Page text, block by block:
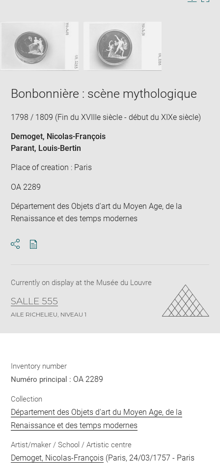
SKIP IMAGE CAROUSEL
Bonbonnière : scène mythologique
1798 / 1809 (Fin du XVIIIe siècle - début du XIXe siècle)
Demoget, Nicolas-François
Parant, Louis-Bertin
Place of creation : Paris
OA 2289
Département des Objets d'art du Moyen Age, de la
Renaissance et des temps modernes
Currently on display at the Musée du Louvre
SALLE 555
AILE RICHELIEU, NIVEAU 1
Inventory number
Numéro principal : OA 2289
Collection
Département des Objets d'art du Moyen Age, de la
Renaissance et des temps modernes
Artist/maker / School / Artistic centre
Demoget, Nicolas-François (Paris, 24/03/1757 - Paris